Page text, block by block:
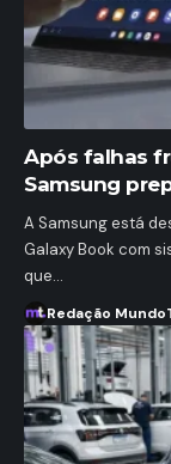
Após falhas
Samsung
A Samsung está
Galaxy Book com
que…
Redação